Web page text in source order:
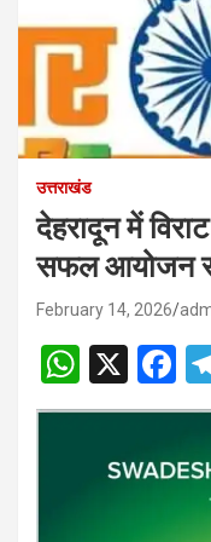
उत्तराखंड
देहरादून में
सफल आयोजन
February 14, 2026
W
h
X
F
a
ce
b
o